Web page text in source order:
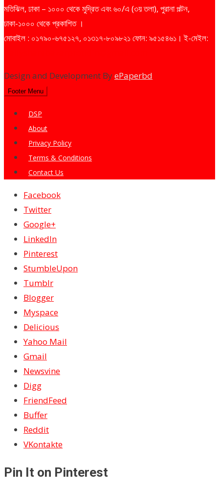
মতিঝিল, ঢাকা – ১০০০ থেকে মুদ্রিত এবং ৬০/এ (৩য় তলা), পুরানা পল্টন,
ঢাকা-১০০০ থেকে প্রকাশিত ।
মোবাইল : ০১৭৯০-৬৭৫১২৭, ০১৩১৭-৮০৯৮২১ ফোন: ৯৫১৫৪৬১। ই-মেইল:
Design and Development ByePaperbd
Footer Menu
DSP
About
Privacy Policy
Terms & Conditions
Contact Us
Facebook
Twitter
Google+
LinkedIn
Pinterest
StumbleUpon
Tumblr
Blogger
Myspace
Delicious
Yahoo Mail
Gmail
Newsvine
Digg
FriendFeed
Buffer
Reddit
VKontakte
Pin It on Pinterest